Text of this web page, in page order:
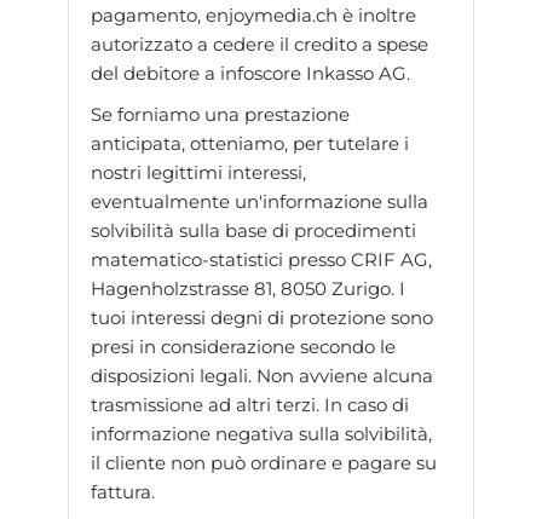
pagamento, enjoymedia.ch è inoltre
autorizzato a cedere il credito a spese
del debitore a infoscore Inkasso AG.
Se forniamo una prestazione
anticipata, otteniamo, per tutelare i
nostri legittimi interessi,
eventualmente un'informazione sulla
solvibilità sulla base di procedimenti
matematico-statistici presso CRIF AG,
Hagenholzstrasse 81, 8050 Zurigo. I
tuoi interessi degni di protezione sono
presi in considerazione secondo le
disposizioni legali. Non avviene alcuna
trasmissione ad altri terzi. In caso di
informazione negativa sulla solvibilità,
il cliente non può ordinare e pagare su
fattura.